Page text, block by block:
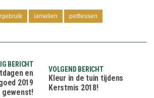
lamellen petflessen
BERICHT
en
2019
gewenst!
VOLGEND BERICHT
Kleur in de tuin tijdens
Kerstmis 2018!